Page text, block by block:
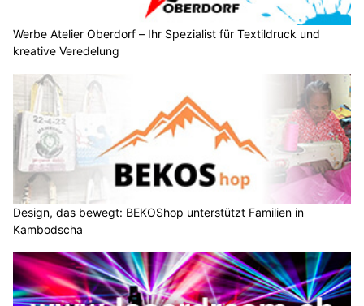
Werbe Atelier Oberdorf – Ihr Spezialist für Textildruck und
kreative Veredelung
Design, das bewegt: BEKOShop unterstützt Familien in
Kambodscha